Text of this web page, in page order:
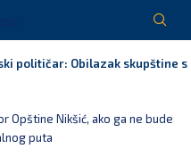
obmanuo javnost: ASK nije
Opštine Nikšić, ako ga ne bude
puta